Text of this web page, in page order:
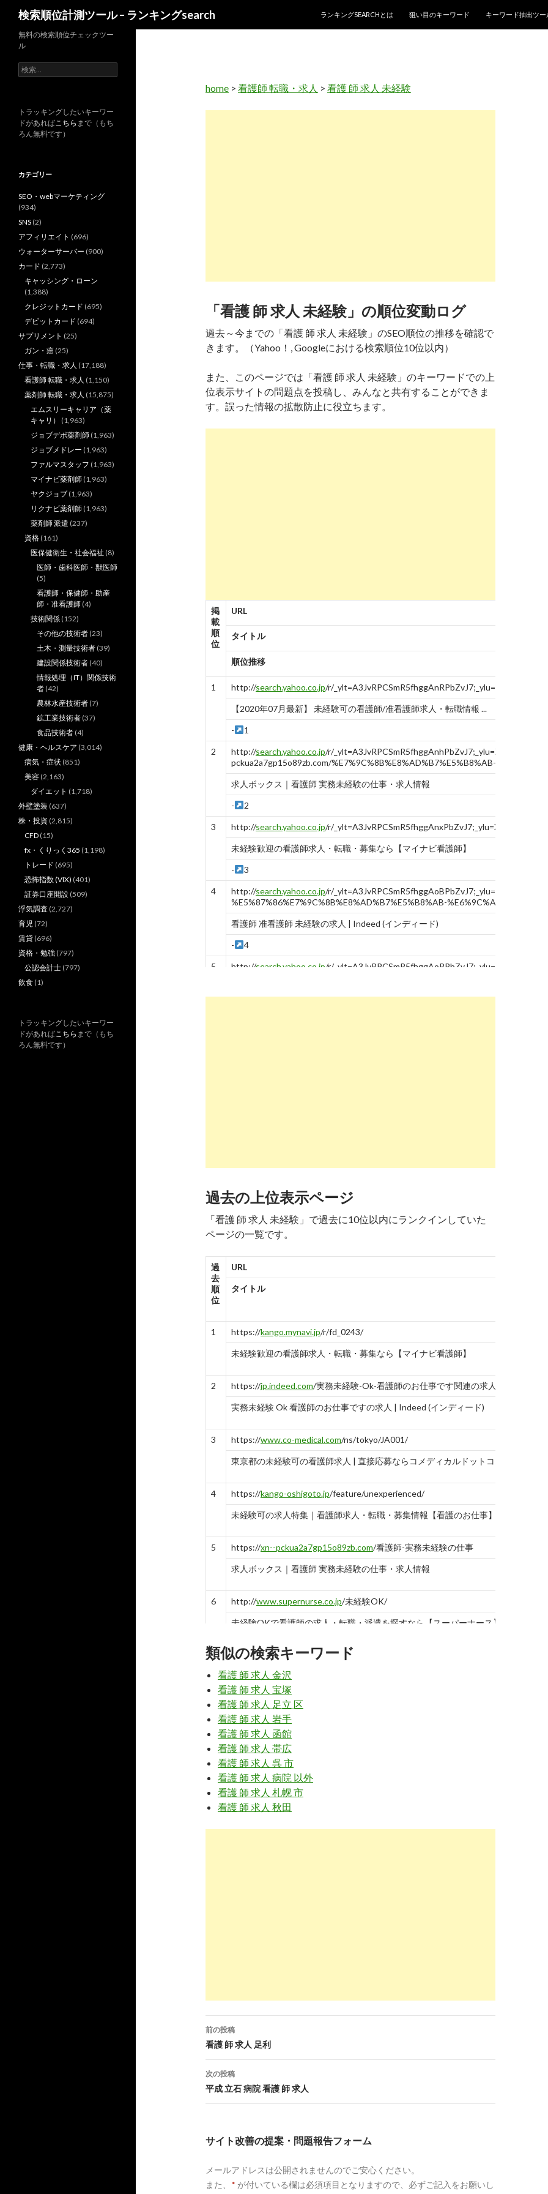
検索順位計測ツール – ランキングsearch
ランキングSEARCHとは
狙い目のキーワード キーワード抽出ツー
home > 看護師 転職・求人 > 看護 師 求人 未経験
「看護 師 求人 未経験」の順位変動ログ
過去～今までの「看護 師 求人 未経験」のSEO順位の推移を確認で
きます。（Yahoo！, Googleにおける検索順位10位以内）
また、このページでは「看護 師 求人 未経験」のキーワードでの上
位表示サイトの問題点を投稿し、みんなと共有することができま
す。誤った情報の拡散防止に役立ちます。
掲
載
順
位
URL
タイトル
順位推移
1 http://search.yahoo.co.jp/r/
【2020年07月最新】 未経験可の看護師/准看護師求人・転職情報 ...
- 1
2 http://search.yahoo.co.jp/r/
pckua2a7gp15o89zb.com/%E7%9C%8B%E8%AD%B7%E5%B8%AB-
求人ボックス｜看護師 実務未経験の仕事・求人情報
- 2
3 http://search.yahoo.co.jp/r/
未経験歓迎の看護師求人・転職・募集なら【マイナビ看護師】
- 3
4 http://search.yahoo.co.jp/r/
%E5%87%86%E7%9C%8B%E8%AD%B7%E5%B8%AB-
看護師 准看護師 未経験の求人 | Indeed (インディード)
- 4
5 http://search.yahoo.co.jp/r/
- 8
9 http://search.yahoo.co.jp/r/
- 9
10 http:// search.yahoo.co.jp
- 10
過去の上位表示ページ
「看護 師 求人 未経験」で過去に10位以内にランクインしていた
ページの一覧です。
過
去
順
位
URL
タイトル
1 https://kango.mynavi.jp/r/fd_0243/
未経験歓迎の看護師求人・転職・募集なら【マイナビ看護師】
2 https://jp.indeed.com/実務未経験-Ok-看護師のお仕事です関連の求人
実務未経験 Ok 看護師のお仕事ですの求人 | Indeed (インディード)
3 https://www.co-medical.com/ns/tokyo/JA001/
東京都の未経験可の看護師求人 | 直接応募ならコメディカルドットコム
4 https://kango-oshigoto.jp/feature/unexperienced/
未経験可の求人特集｜看護師求人・転職・募集情報【看護のお仕事】
5 https://xn--pckua2a7gp15o89zb.com/看護師-実務未経験の仕事
求人ボックス｜看護師 実務未経験の仕事・求人情報
6 http://www.supernurse.co.jp/未経験OK/
未経験OKで看護師の求人・転職・派遣を探すなら【スーパーナース】
7 https://www.hatarako.net/iryo/kangoshi_junkangoshi/kdw14/
看護師・准看護師・看護助手、未経験OK、派遣の求人（仕事）一覧 ...
https://job-medley.com
【2018年05月最新】 未経験可の看護師/准看護師求人・転職情報 | ジョブ
...
https:// www.ekaigotenshoku.com
z06=1&page=16
東京都 正看護師 未経験可 日勤のみの求人 | 介護求人e介護転職
10 https://www.nursejinzaibank.com/ishikawa/addr2_33001/inexperienced/1
7 https://www.co-medical.com/ns/JA001/
看護師の求人・募集【ブランク・未経験可】｜看護roo!転職サポート
バイト ...
未経験 看護師の求人 | Indeed (インディード)
類似の検索キーワード
看護 師 求人 金沢
看護 師 求人 宝塚
看護 師 求人 足立 区
看護 師 求人 岩手
看護 師 求人 函館
看護 師 求人 帯広
看護 師 求人 呉 市
看護 師 求人 病院 以外
看護 師 求人 札幌 市
看護 師 求人 秋田
投
稿
ナ
ゲ
シ
前の投稿
看護 師 求人 足利
次の投稿
平成 立石 病院 看護 師 求人
サイト改善の提案・問題報告フォーム
メールアドレスは公開されませんのでご安心ください。
また、 * が付いている欄は必須項目となりますので、必ずご記入をお願いし
無料の検索順位チェックツー
ル
検
索
トラッキングしたいキーワー
ドがあればこちら まで（もち
ろん無料です）
カテゴリー
SEO・webマーケティング
(934)
SNS (2)
アフィリエイト (696)
ウォーターサーバー (900)
カード (2,773)
キャッシング・ローン
(1,388)
クレジットカード (695)
デビットカード (694)
サプリメント (25)
ガン・癌 (25)
仕事・転職・求人 (17,188)
看護師 転職・求人 (1,150)
薬剤師 転職・求人 (15,875)
エムスリーキャリア（薬
キャリ）
(1,963)
ジョブデポ薬剤師 (1,963)
ジョブメドレー (1,963)
ファルマスタッフ (1,963)
マイナビ薬剤師 (1,963)
ヤクジョブ (1,963)
リクナビ薬剤師 (1,963)
薬剤師 派遣 (237)
資格 (161)
医保健衛生・社会福祉 (8)
医師・歯科医師・獣医師
(5)
看護師・保健師・助産
師・准看護師 (4)
技術関係 (152)
その他の技術者 (23)
土木・測量技術者 (39)
建設関係技術者 (40)
情報処理（IT）関係技術
者 (42)
農林水産技術者 (7)
鉱工業技術者 (37)
食品技術者 (4)
健康・ヘルスケア (3,014)
病気・症状 (851)
美容 (2,163)
ダイエット (1,718)
外壁塗装 (637)
株・投資 (2,815)
CFD (15)
fx・くりっく365 (1,198)
トレード (695)
恐怖指数 (VIX) (401)
証券口座開設 (509)
浮気調査 (2,727)
育児 (72)
賃貸 (696)
資格・勉強 (797)
公認会計士 (797)
飲食 (1)
トラッキングしたいキーワー
ドがあればこちら まで（もち
ろん無料です）